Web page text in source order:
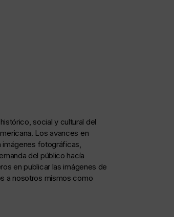
social y cultural del
Los avances en
fotográficas,
del público hacía
en publicar las imágenes de
a nosotros mismos como